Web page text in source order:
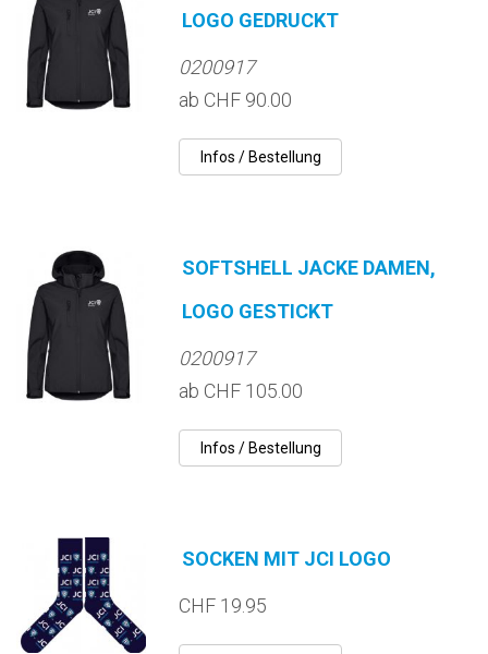
LOGO GEDRUCKT
0200917
ab CHF 90.00
SOFTSHELL JACKE DAMEN,
LOGO GESTICKT
0200917
ab CHF 105.00
SOCKEN MIT JCI LOGO
CHF 19.95